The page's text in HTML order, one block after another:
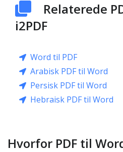
Relaterede
i2PDF
Word til PDF
Arabisk PDF til Word
Persisk PDF til Word
Hebraisk PDF til Word
Hvorfor PDF til